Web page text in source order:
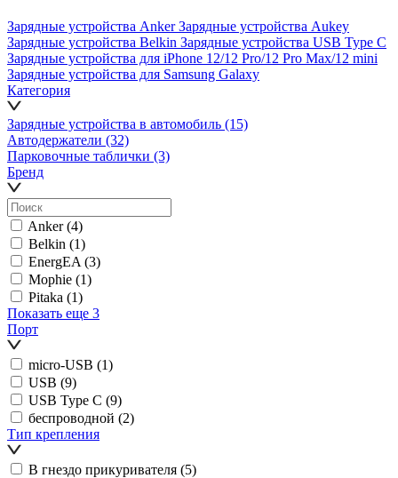
Зарядные устройства AnkerЗарядные устройства Aukey
Зарядные устройства Belkin Зарядные устройства USB Type C
Зарядные устройства для iPhone 12/12 Pro/12 Pro Max/12 mini
Зарядные устройства для Samsung Galaxy
Категория
Зарядные устройства в автомобиль (15)
Автодержатели (32)
Парковочные таблички (3)
Бренд
Anker (4)
Belkin (1)
EnergEA (3)
Mophie (1)
Pitaka (1)
Показать еще 3
Порт
micro-USB (1)
USB (9)
USB Type C (9)
беспроводной (2)
Тип крепления
В гнездо прикуривателя (5)